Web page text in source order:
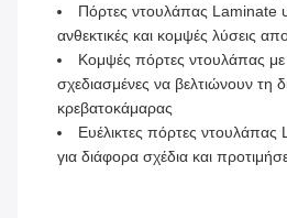
Πόρτες ντουλάπας Laminate
ανθεκτικές και κομψές λύσεις
Κομψές πόρτες ντουλάπας με
σχεδιασμένες να βελτιώνουν τη
κρεβατοκάμαρας
Ευέλικτες πόρτες ντουλάπας
για διάφορα σχέδια και